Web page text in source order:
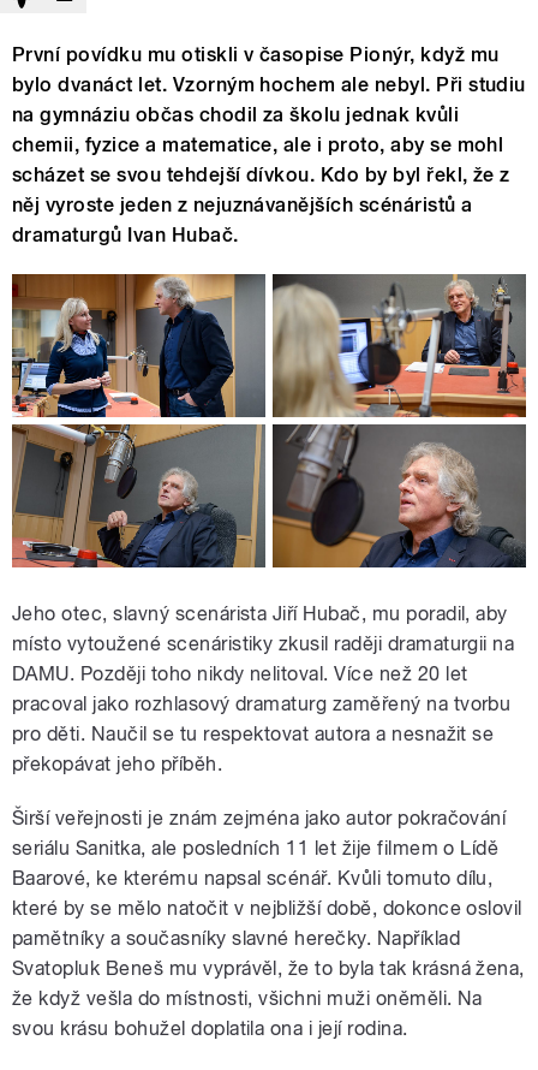
První povídku mu otiskli v časopise Pionýr, když mu
bylo dvanáct let. Vzorným hochem ale nebyl. Při studiu
na gymnáziu občas chodil za školu jednak kvůli
chemii, fyzice a matematice, ale i proto, aby se mohl
scházet se svou tehdejší dívkou. Kdo by byl řekl, že z
něj vyroste jeden z nejuznávanějších scénáristů a
dramaturgů Ivan Hubač.
Jeho otec, slavný scenárista Jiří Hubač, mu poradil, aby
místo vytoužené scenáristiky zkusil raději dramaturgii na
DAMU. Později toho nikdy nelitoval. Více než 20 let
pracoval jako rozhlasový dramaturg zaměřený na tvorbu
pro děti. Naučil se tu respektovat autora a nesnažit se
překopávat jeho příběh.
Širší veřejnosti je znám zejména jako autor pokračování
seriálu Sanitka, ale posledních 11 let žije filmem o Lídě
Baarové, ke kterému napsal scénář. Kvůli tomuto dílu,
které by se mělo natočit v nejbližší době, dokonce oslovil
pamětníky a současníky slavné herečky. Například
Svatopluk Beneš mu vyprávěl, že to byla tak krásná žena,
že když vešla do místnosti, všichni muži oněměli. Na
svou krásu bohužel doplatila ona i její rodina.